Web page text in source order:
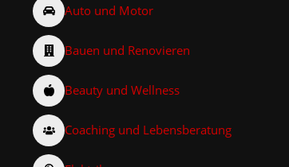
Auto und Motor
Bauen und Renovieren
Beauty und Wellness
Coaching und Lebensberatung